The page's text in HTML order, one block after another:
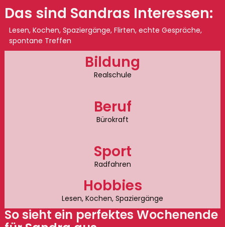
Das sind Sandras Interessen:
Lesen, Kochen, Spaziergänge, Flirten, echte Gespräche,
spontane Treffen
Bildung
Realschule
Beruf
Bürokraft
Sport
Radfahren
Hobbies
Lesen, Kochen, Spaziergänge
So sieht ein perfektes Wochenende